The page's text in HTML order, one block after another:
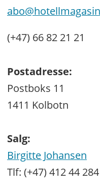
(+47) 66 82 21 21
Postadresse:
Postboks 11
1411 Kolbotn
Salg:
Birgitte Johansen
Tlf: (+47) 412 44 284